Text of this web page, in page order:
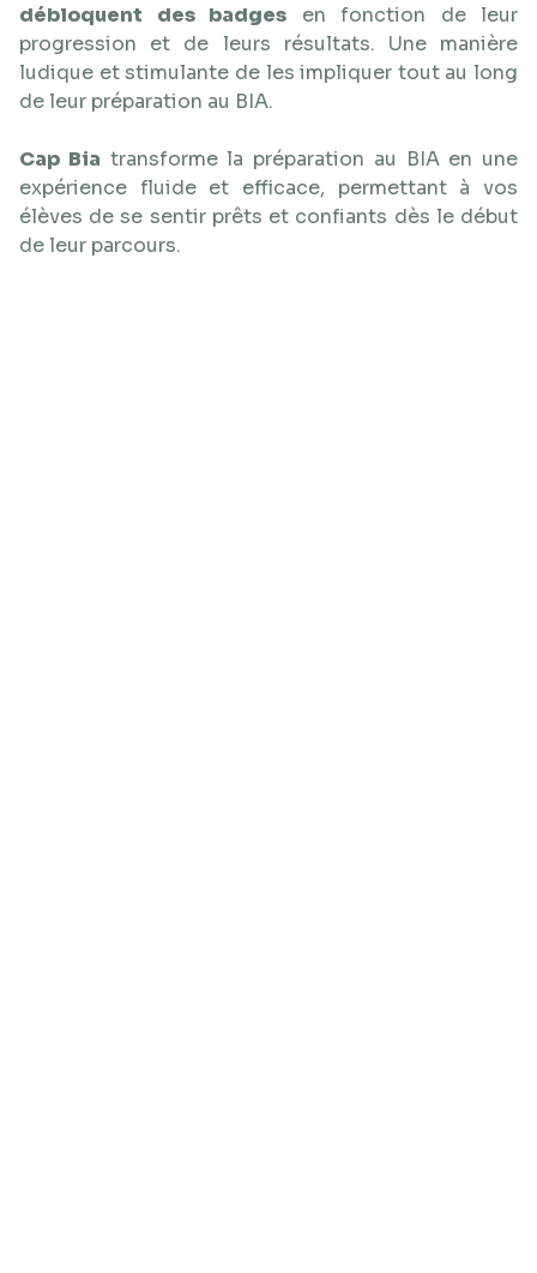
débloquent des badges en fonction de leur
progression et de leurs résultats. Une manière
ludique et stimulante de les impliquer tout au long
de leur préparation au BIA.
Cap Bia transforme la préparation au BIA en une
expérience fluide et efficace, permettant à vos
élèves de se sentir prêts et confiants dès le début
de leur parcours.